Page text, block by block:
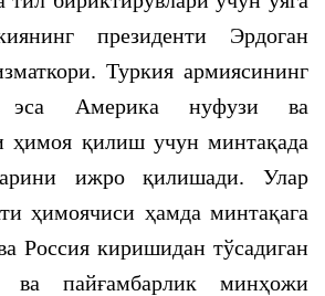
президенти Эрдоган
Туркия армиясининг
эса Америка нуфузи ва
ҳимоя қилиш учун минтақада
ижро қилишади. Улар
ҳимоячиси ҳамда минтақага
Россия киришидан тўсадиган
ва пайғамбарлик минҳожи